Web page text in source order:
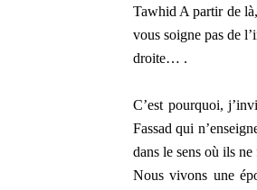
Tawhid A partir de
vous soigne pas de
droite… .
C’est pourquoi,
Fassad qui
dans le sens où ils
Nous vivons une